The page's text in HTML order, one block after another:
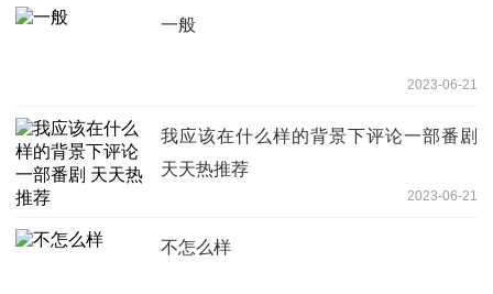
一般
2023-06-21
我应该在什么样的背景下评论一部番剧
天天热推荐
2023-06-21
不怎么样